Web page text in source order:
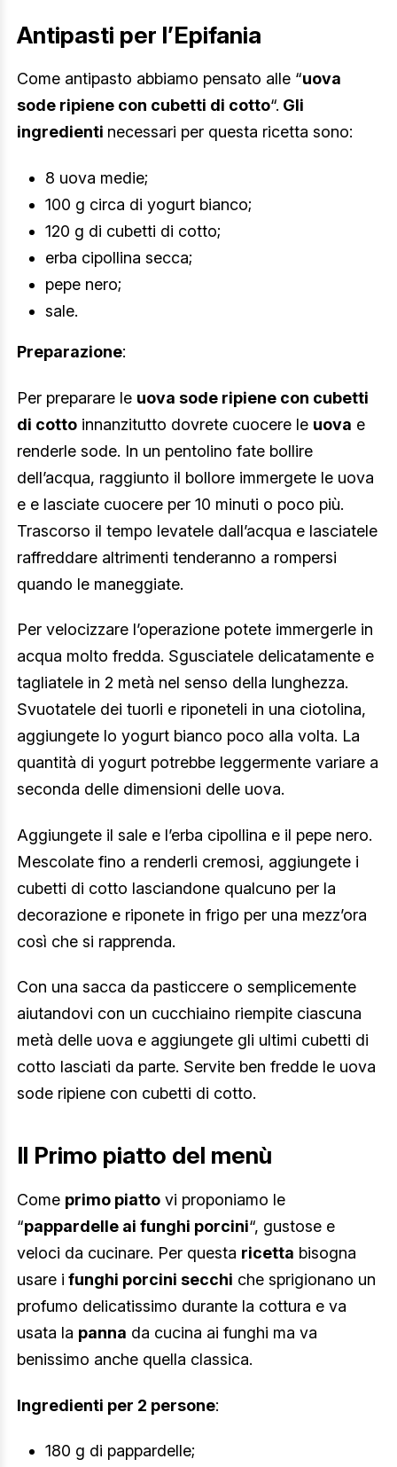
Antipasti per l’Epifania
Come antipasto abbiamo pensato alle “uova
sode ripiene con cubetti di cotto“. Gli
ingredienti necessari per questa ricetta sono:
8 uova medie;
100 g circa di yogurt bianco;
120 g di cubetti di cotto;
erba cipollina secca;
pepe nero;
sale.
Preparazione:
Per preparare le uova sode ripiene con cubetti
di cotto innanzitutto dovrete cuocere le uova e
renderle sode. In un pentolino fate bollire
dell’acqua, raggiunto il bollore immergete le uova
e e lasciate cuocere per 10 minuti o poco più.
Trascorso il tempo levatele dall’acqua e lasciatele
raffreddare altrimenti tenderanno a rompersi
quando le maneggiate.
Per velocizzare l’operazione potete immergerle in
acqua molto fredda. Sgusciatele delicatamente e
tagliatele in 2 metà nel senso della lunghezza.
Svuotatele dei tuorli e riponeteli in una ciotolina,
aggiungete lo yogurt bianco poco alla volta. La
quantità di yogurt potrebbe leggermente variare a
seconda delle dimensioni delle uova.
Aggiungete il sale e l’erba cipollina e il pepe nero.
Mescolate fino a renderli cremosi, aggiungete i
cubetti di cotto lasciandone qualcuno per la
decorazione e riponete in frigo per una mezz’ora
così che si rapprenda.
Con una sacca da pasticcere o semplicemente
aiutandovi con un cucchiaino riempite ciascuna
metà delle uova e aggiungete gli ultimi cubetti di
cotto lasciati da parte. Servite ben fredde le uova
sode ripiene con cubetti di cotto.
Il Primo piatto del menù
Come primo piatto vi proponiamo le
“pappardelle ai funghi porcini“, gustose e
veloci da cucinare. Per questa ricetta bisogna
usare i funghi porcini secchi che sprigionano un
profumo delicatissimo durante la cottura e va
usata la panna da cucina ai funghi ma va
benissimo anche quella classica.
Ingredienti per 2 persone:
180 g di pappardelle;